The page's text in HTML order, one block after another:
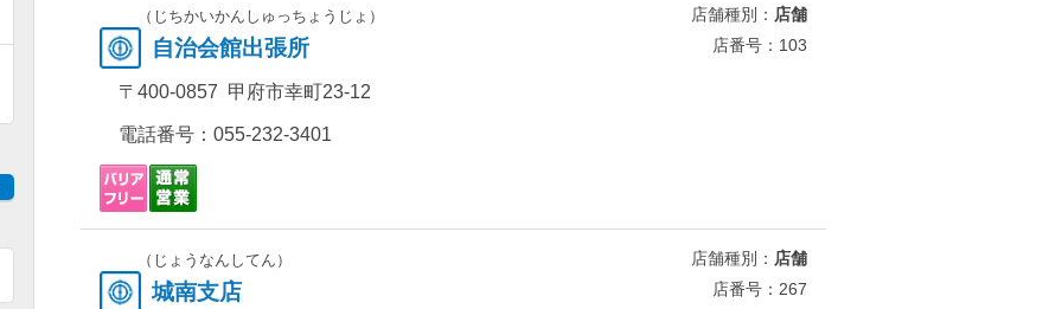
（じちかいかんしゅっちょうじょ）
自治会館出張所
店舗種別： 店舗
店番号：103
〒400-0857 甲府市幸町23-12
電話番号： 055-232-3401
（じょうなんしてん）
城南支店
店舗種別： 店舗
店番号：267